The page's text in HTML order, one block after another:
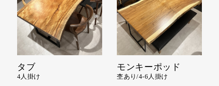
タブ
4人掛け
モンキーポッド
杢あり/4-6人掛け